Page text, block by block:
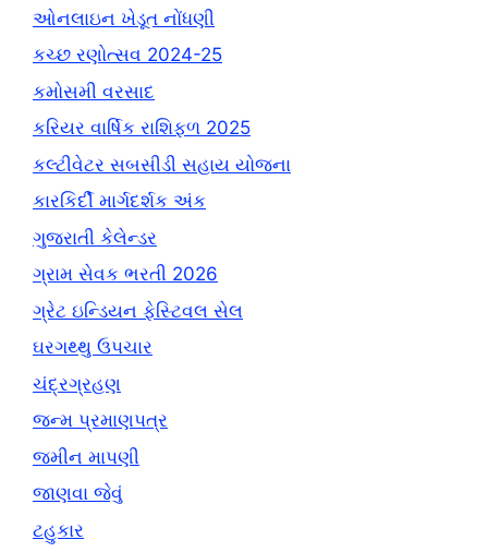
ઓનલાઇન ખેડૂત નોંધણી
કચ્છ રણોત્સવ 2024-25
કમોસમી વરસાદ
કરિયર વાર્ષિક રાશિફળ 2025
કલ્ટીવેટર સબસીડી સહાય યોજના
કારકિર્દી માર્ગદર્શક અંક
ગુજરાતી કેલેન્ડર
ગ્રામ સેવક ભરતી 2026
ગ્રેટ ઇન્ડિયન ફેસ્ટિવલ સેલ
ઘરગથ્થુ ઉપચાર
ચંદ્રગ્રહણ
જન્મ પ્રમાણપત્ર
જમીન માપણી
જાણવા જેવું
ટહુકાર